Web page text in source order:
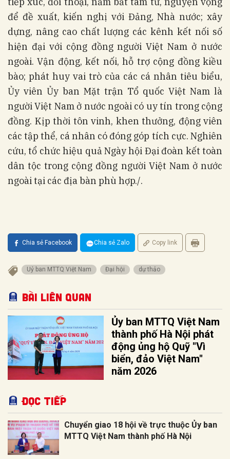
để đề xuất, kiến nghị với Đảng, Nhà nước; xây
dựng, nâng cao chất lượng các kênh kết nối số
hiện đại với cộng đồng người Việt Nam ở nước
ngoài. Vận động, kết nối, hỗ trợ cộng đồng kiều
bào; phát huy vai trò của các cá nhân tiêu biểu,
Ủy viên Ủy ban Mặt trận Tổ quốc Việt Nam là
người Việt Nam ở nước ngoài có uy tín trong cộng
đồng. Kịp thời tôn vinh, khen thưởng, động viên
các tập thể, cá nhân có đóng góp tích cực. Nghiên
cứu, tổ chức hiệu quả Ngày hội Đại đoàn kết toàn
dân tộc trong cộng đồng người Việt Nam ở nước
ngoài tại các địa bàn phù hợp./.
Chia sẻ Facebook Chia sẻ Zalo Copy link
Uỷ ban MTTQ Việt Nam Đại hội dự thảo
Bài liên quan
Ủy ban MTTQ Việt Nam
thành phố Hà Nội phát
động ủng hộ Quỹ "Vì
biển, đảo Việt Nam"
năm 2026
Đọc tiếp
Chuyển giao 18 hội về trực thuộc Ủy ban
MTTQ Việt Nam thành phố Hà Nội